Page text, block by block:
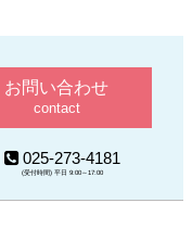
お問い合わせ
contact
025-273-4181
(受付時間) 平日 9:00～17:00